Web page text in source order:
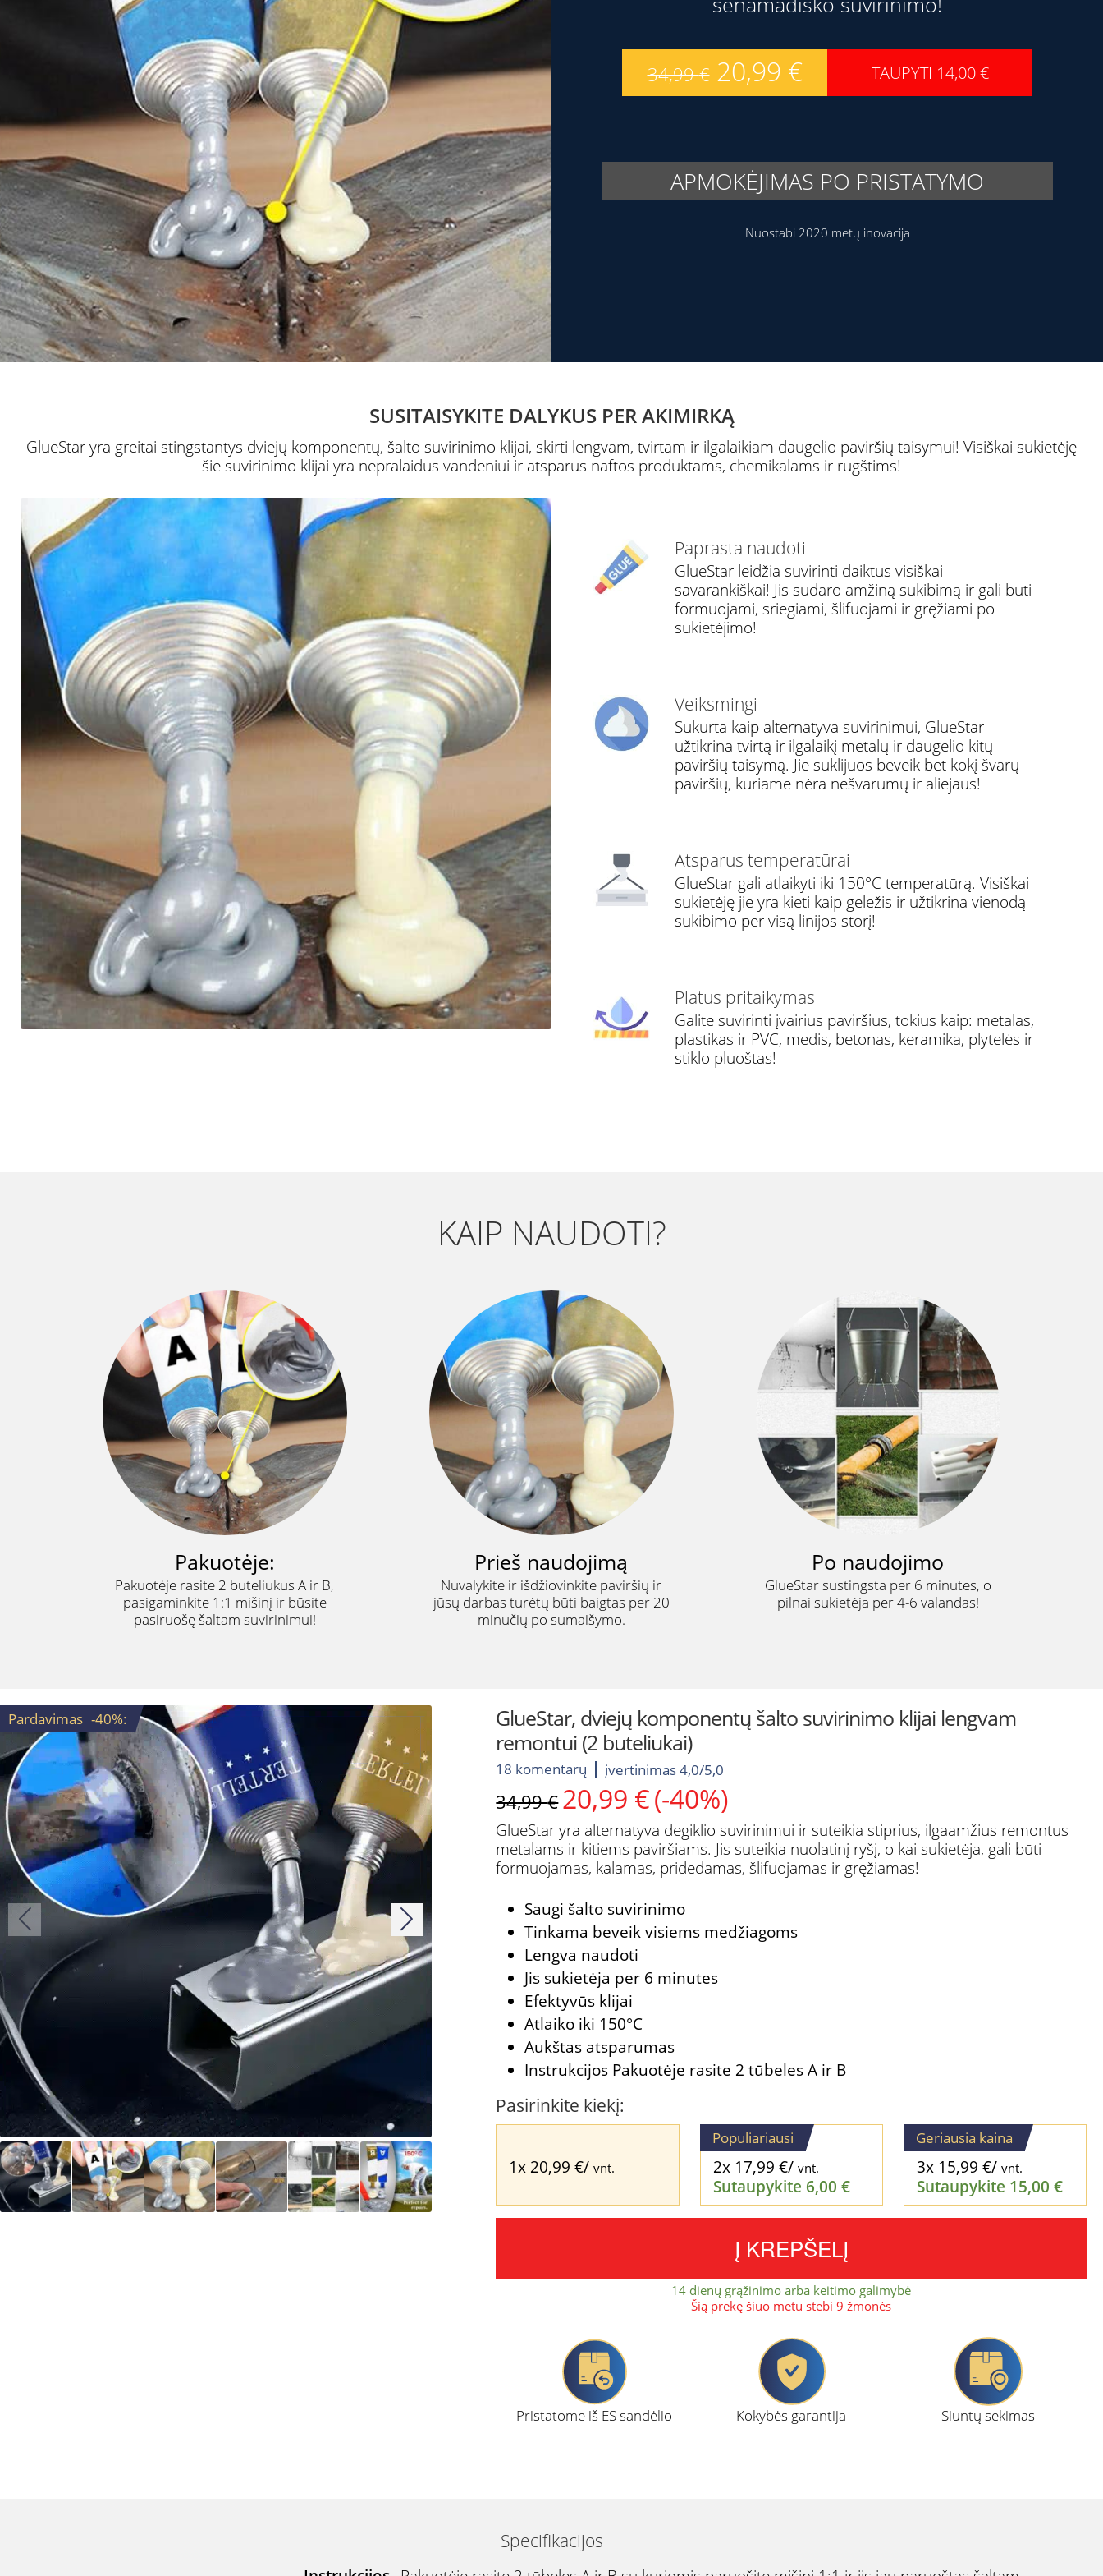
34,99€ 20,99 € TAUPYTI 14,00€
APMOKĖJIMAS PO PRISTATYMO
Nuostabi 2020 metų inovacija
SUSITAISYKITE DALYKUS PER AKIMIRKĄ
GlueStar yra greitai stingstantys dviejų komponentų, šalto suvirinimo klijai, skirti lengvam, tvirtam ir ilgalaikiam daugelio paviršių taisymui! Visiškai sukietėję
šie suvirinimo klijai yra nepralaidūs vandeniui ir atsparūs naftos produktams, chemikalams ir rūgštims!
Paprasta naudoti
GlueStar leidžia suvirinti daiktus visiškai
savarankiškai! Jis sudaro amžiną sukibimą ir gali būti
formuojami, sriegiami, šlifuojami ir gręžiami po
sukietėjimo!
Veiksmingi
Sukurta kaip alternatyva suvirinimui, GlueStar
užtikrina tvirtą ir ilgalaikį metalų ir daugelio kitų
paviršių taisymą. Jie suklijuos beveik bet kokį švarų
paviršių, kuriame nėra nešvarumų ir aliejaus!
Atsparus temperatūrai
GlueStar gali atlaikyti iki 150°C temperatūrą. Visiškai
sukietėję jie yra kieti kaip geležis ir užtikrina vienodą
sukibimo per visą linijos storį!
Platus pritaikymas
Galite suvirinti įvairius paviršius, tokius kaip: metalas,
plastikas ir PVC, medis, betonas, keramika, plytelės ir
stiklo pluoštas!
KAIP NAUDOTI?
Pakuotėje:
Pakuotėje rasite 2 buteliukus A ir B,
pasigaminkite 1:1 mišinį ir būsite
pasiruošę šaltam suvirinimui!
Prieš naudojimą
Nuvalykite ir išdžiovinkite paviršių ir
jūsų darbas turėtų būti baigtas per 20
minučių po sumaišymo.
Po naudojimo
GlueStar sustingsta per 6 minutes, o
pilnai sukietėja per 4-6 valandas!
Pardavimas -40%:
GlueStar, dviejų komponentų šalto suvirinimo klijai lengvam
remontui (2 buteliukai)
18 komentarų įvertinimas 4,0/5,0
34,99€ Original
price
was:
34,99 €.
20,99 € Current
price
is:
20,99 €.
(-40%)
Pasirinkite kiekį:
1x 20,99€/vnt.
Populiariausi
2x 17,99 €/ vnt.
Sutaupykite 6,00 €
Geriausia kaina
3x 15,99 €/ vnt.
Sutaupykite 15,00 €
Į KREPŠELĮ
14 dienų grąžinimo arba keitimo galimybė
Šią prekę šiuo metu stebi 9 žmonės
GlueStar yra alternatyva degiklio suvirinimui ir suteikia stiprius, ilgaamžius remontus
metalams ir kitiems paviršiams. Jis suteikia nuolatinį ryšį, o kai sukietėja, gali būti
formuojamas, kalamas, pridedamas, šlifuojamas ir gręžiamas!
Saugi šalto suvirinimo
Tinkama beveik visiems medžiagoms
Lengva naudoti
Jis sukietėja per 6 minutes
Efektyvūs klijai
Atlaiko iki 150°C
Aukštas atsparumas
Instrukcijos Pakuotėje rasite 2 tūbeles A ir B
Pristatome iš ES sandėlio Kokybės garantija Siuntų sekimas
Specifikacijos